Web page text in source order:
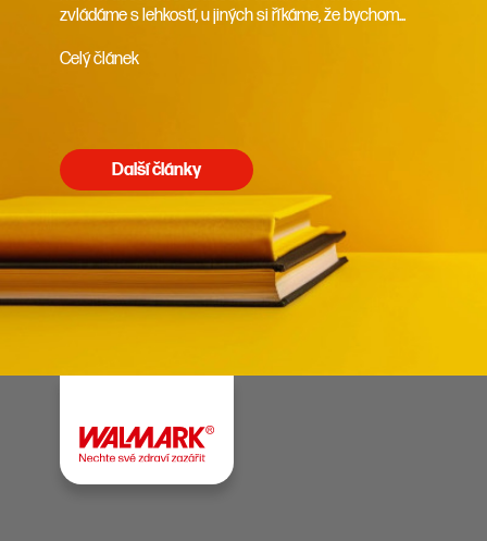
zvládáme s lehkostí, u jiných si říkáme, že bychom...
Celý článek
Další články